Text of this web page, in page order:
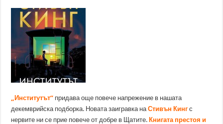
„Институтът“ придава още повече напрежение в нашата
декемврийска подборка. Новата заигравка наСтивън Кинг с
нервите ни се прие повече от добре в Щатите. Книгата престоя и